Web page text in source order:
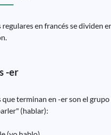
regulares en francés se dividen
-er
que terminan en -er son el
(hablar):